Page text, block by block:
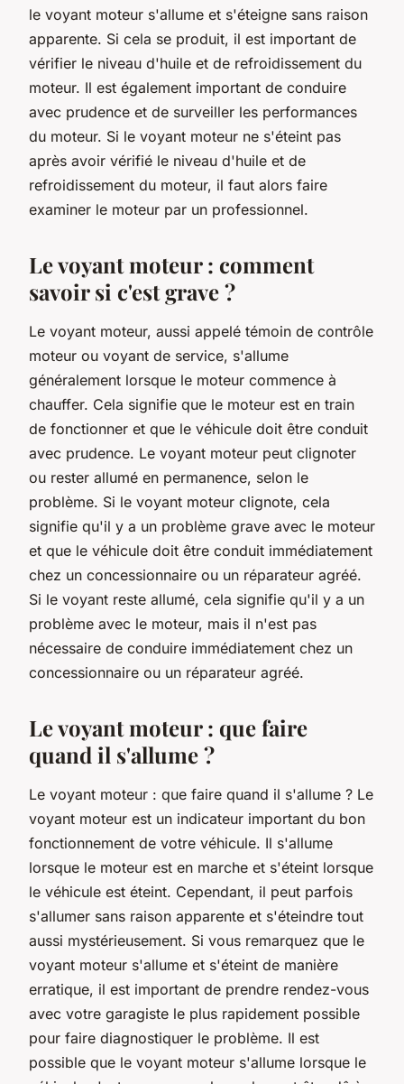
le voyant moteur s'allume et s'éteigne sans raison
apparente. Si cela se produit, il est important de
vérifier le niveau d'huile et de refroidissement du
moteur. Il est également important de conduire
avec prudence et de surveiller les performances
du moteur. Si le voyant moteur ne s'éteint pas
après avoir vérifié le niveau d'huile et de
refroidissement du moteur, il faut alors faire
examiner le moteur par un professionnel.
Le voyant moteur : comment
savoir si c'est grave ?
Le voyant moteur, aussi appelé témoin de contrôle
moteur ou voyant de service, s'allume
généralement lorsque le moteur commence à
chauffer. Cela signifie que le moteur est en train
de fonctionner et que le véhicule doit être conduit
avec prudence. Le voyant moteur peut clignoter
ou rester allumé en permanence, selon le
problème. Si le voyant moteur clignote, cela
signifie qu'il y a un problème grave avec le moteur
et que le véhicule doit être conduit immédiatement
chez un concessionnaire ou un réparateur agréé.
Si le voyant reste allumé, cela signifie qu'il y a un
problème avec le moteur, mais il n'est pas
nécessaire de conduire immédiatement chez un
concessionnaire ou un réparateur agréé.
Le voyant moteur : que faire
quand il s'allume ?
Le voyant moteur : que faire quand il s'allume ? Le
voyant moteur est un indicateur important du bon
fonctionnement de votre véhicule. Il s'allume
lorsque le moteur est en marche et s'éteint lorsque
le véhicule est éteint. Cependant, il peut parfois
s'allumer sans raison apparente et s'éteindre tout
aussi mystérieusement. Si vous remarquez que le
voyant moteur s'allume et s'éteint de manière
erratique, il est important de prendre rendez-vous
avec votre garagiste le plus rapidement possible
pour faire diagnostiquer le problème. Il est
possible que le voyant moteur s'allume lorsque le